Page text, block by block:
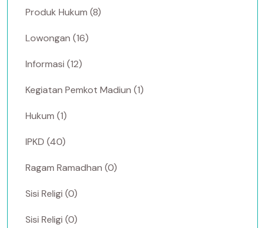
Produk Hukum (8)
Lowongan (16)
Informasi (12)
Kegiatan Pemkot Madiun (1)
Hukum (1)
IPKD (40)
Ragam Ramadhan (0)
Sisi Religi (0)
Sisi Religi (0)